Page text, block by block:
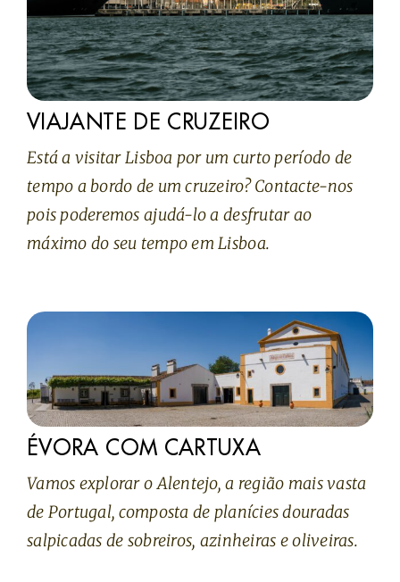
A SABER
CONTACTOS
VIAJANTE DE CRUZEIRO
Está a visitar Lisboa por um curto período de
tempo a bordo de um cruzeiro? Contacte-nos
pois poderemos ajudá-lo a desfrutar ao
máximo do seu tempo em Lisboa.
ÉVORA COM CARTUXA
Vamos explorar o Alentejo, a região mais vasta
de Portugal, composta de planícies douradas
salpicadas de sobreiros, azinheiras e oliveiras.